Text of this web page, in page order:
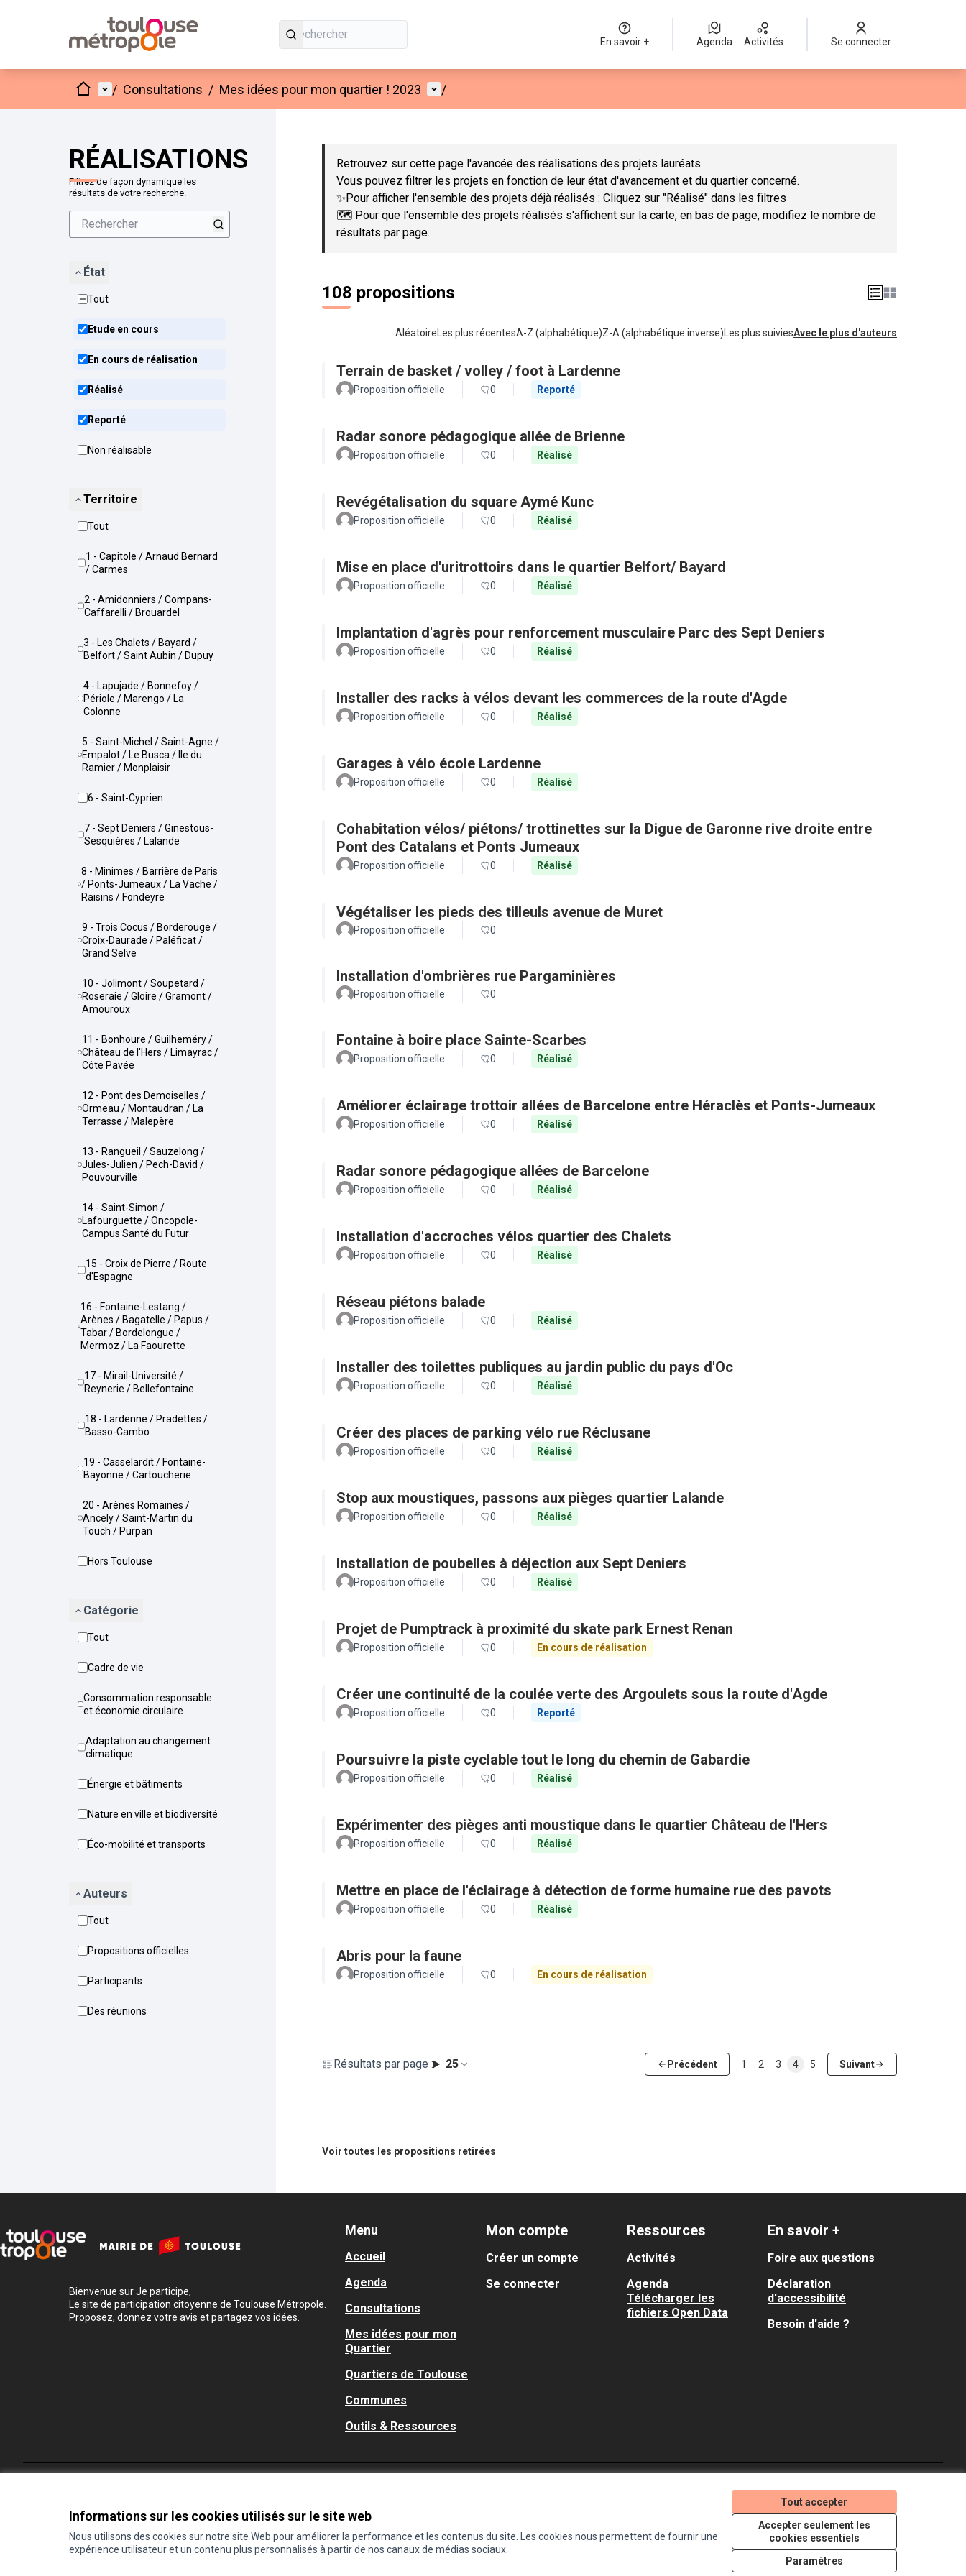
Informations sur les cookies utilisés sur le site web
Nous utilisons des cookies sur notre site Web pour améliorer la performance et les contenus du site. Les cookies nous permettent de fournir une
expérience utilisateur et un contenu plus personnalisés à partir de nos canaux de médias sociaux.
Tout accepter
Accepter seulement les
cookies essentiels
Paramètres
En savoir + Agenda Activités Se connecter
AccueilMenu principal
/ Consultations / Mes idées pour mon quartier ! 2023 Menu utilisateur
/
RÉALISATIONS
Filtrez de façon dynamique les
résultats de votre recherche.
État
Tout
Etude en cours
En cours de réalisation
Réalisé
Reporté
Non réalisable
Territoire
Tout
1 - Capitole / Arnaud Bernard
/ Carmes
2 - Amidonniers / Compans-
Caffarelli / Brouardel
3 - Les Chalets / Bayard /
Belfort / Saint Aubin / Dupuy
4 - Lapujade / Bonnefoy /
Périole / Marengo / La
Colonne
5 - Saint-Michel / Saint-Agne /
Empalot / Le Busca / Ile du
Ramier / Monplaisir
6 - Saint-Cyprien
7 - Sept Deniers / Ginestous-
Sesquières / Lalande
8 - Minimes / Barrière de Paris
/ Ponts-Jumeaux / La Vache /
Raisins / Fondeyre
9 - Trois Cocus / Borderouge /
Croix-Daurade / Paléficat /
Grand Selve
10 - Jolimont / Soupetard /
Roseraie / Gloire / Gramont /
Amouroux
11 - Bonhoure / Guilheméry /
Château de l'Hers / Limayrac /
Côte Pavée
12 - Pont des Demoiselles /
Ormeau / Montaudran / La
Terrasse / Malepère
13 - Rangueil / Sauzelong /
Jules-Julien / Pech-David /
Pouvourville
14 - Saint-Simon /
Lafourguette / Oncopole-
Campus Santé du Futur
15 - Croix de Pierre / Route
d'Espagne
16 - Fontaine-Lestang /
Arènes / Bagatelle / Papus /
Tabar / Bordelongue /
Mermoz / La Faourette
17 - Mirail-Université /
Reynerie / Bellefontaine
18 - Lardenne / Pradettes /
Basso-Cambo
19 - Casselardit / Fontaine-
Bayonne / Cartoucherie
20 - Arènes Romaines /
Ancely / Saint-Martin du
Touch / Purpan
Hors Toulouse
Catégorie
Tout
Cadre de vie
Consommation responsable
et économie circulaire
Adaptation au changement
climatique
Énergie et bâtiments
Nature en ville et biodiversité
Éco-mobilité et transports
Auteurs
Tout
Propositions officielles
Participants
Des réunions
Passer la carte
Retrouvez sur cette page l'avancée des réalisations des projets lauréats.
Vous pouvez filtrer les projets en fonction de leur état d'avancement et du quartier concerné.
✨Pour afficher l'ensemble des projets déjà réalisés : Cliquez sur "Réalisé" dans les filtres
🗺️ Pour que l'ensemble des projets réalisés s'affichent sur la carte, en bas de page, modifiez le nombre de
résultats par page.
108 propositions
Aléatoire Les plus récentesA-Z (alphabétique)Z-A (alphabétique inverse) Les plus suiviesAvec le plus d'auteurs
Terrain de basket / volley / foot à Lardenne
Proposition officielle 0 Reporté
Radar sonore pédagogique allée de Brienne
Proposition officielle 0 Réalisé
Revégétalisation du square Aymé Kunc
Proposition officielle 0 Réalisé
Mise en place d'uritrottoirs dans le quartier Belfort/ Bayard
Proposition officielle 0 Réalisé
Implantation d'agrès pour renforcement musculaire Parc des Sept Deniers
Proposition officielle 0 Réalisé
Installer des racks à vélos devant les commerces de la route d'Agde
Proposition officielle 0 Réalisé
Garages à vélo école Lardenne
Proposition officielle 0 Réalisé
Cohabitation vélos/ piétons/ trottinettes sur la Digue de Garonne rive droite entre
Pont des Catalans et Ponts Jumeaux
Proposition officielle 0 Réalisé
Végétaliser les pieds des tilleuls avenue de Muret
Proposition officielle 0
Installation d'ombrières rue Pargaminières
Proposition officielle 0
Fontaine à boire place Sainte-Scarbes
Proposition officielle 0 Réalisé
Améliorer éclairage trottoir allées de Barcelone entre Héraclès et Ponts-Jumeaux
Proposition officielle 0 Réalisé
Radar sonore pédagogique allées de Barcelone
Proposition officielle 0 Réalisé
Installation d'accroches vélos quartier des Chalets
Proposition officielle 0 Réalisé
Réseau piétons balade
Proposition officielle 0 Réalisé
Installer des toilettes publiques au jardin public du pays d'Oc
Proposition officielle 0 Réalisé
Créer des places de parking vélo rue Réclusane
Proposition officielle 0 Réalisé
Stop aux moustiques, passons aux pièges quartier Lalande
Proposition officielle 0 Réalisé
Installation de poubelles à déjection aux Sept Deniers
Proposition officielle 0 Réalisé
Projet de Pumptrack à proximité du skate park Ernest Renan
Proposition officielle 0 En cours de réalisation
Créer une continuité de la coulée verte des Argoulets sous la route d'Agde
Proposition officielle 0 Reporté
Poursuivre la piste cyclable tout le long du chemin de Gabardie
Proposition officielle 0 Réalisé
Expérimenter des pièges anti moustique dans le quartier Château de l'Hers
Proposition officielle 0 Réalisé
Mettre en place de l'éclairage à détection de forme humaine rue des pavots
Proposition officielle 0 Réalisé
Abris pour la faune
Proposition officielle 0 En cours de réalisation
Résultats par page : 25 Précédent 1 2 3 4 5 Suivant
Voir toutes les propositions retirées
Bienvenue sur Je participe,
Le site de participation citoyenne de Toulouse Métropole.
Proposez, donnez votre avis et partagez vos idées.
Menu
Accueil
Agenda
Consultations
Mes idées pour mon
Quartier
Quartiers de Toulouse
Communes
Outils & Ressources
Mon compte
Créer un compte
Se connecter
Ressources
Activités
Agenda
Télécharger les
fichiers Open Data
En savoir +
Foire aux questions
Déclaration
d'accessibilité
Besoin d'aide ?
(Lien externe)
(Lien externe)
(Lien externe)
Licence Creative
(Lien externe)